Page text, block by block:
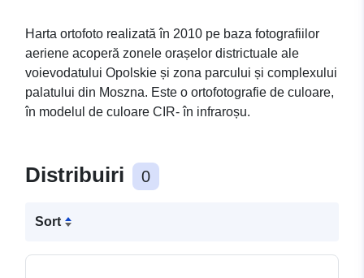
Harta ortofoto realizată în 2010 pe baza fotografiilor
aeriene acoperă zonele orașelor districtuale ale
voievodatului Opolskie și zona parcului și complexului
palatului din Moszna. Este o ortofotografie de culoare,
în modelul de culoare CIR- în infraroșu.
Distribuiri 0
Sort